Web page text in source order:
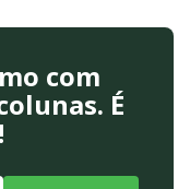
com
É